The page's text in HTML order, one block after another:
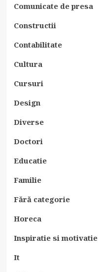
Comunicate de presa
Constructii
Contabilitate
Cultura
Cursuri
Design
Diverse
Doctori
Educatie
Familie
Fără categorie
Horeca
Inspiratie si motivatie
It